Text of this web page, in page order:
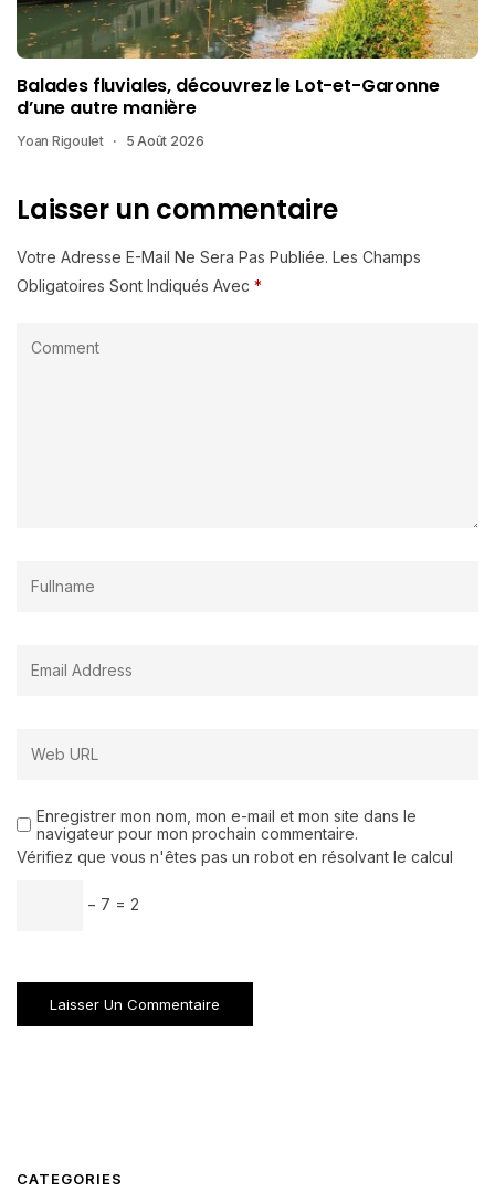
Balades fluviales, découvrez le Lot-et-Garonne
d’une autre manière
Yoan Rigoulet 5 Août 2026
Laisser un commentaire
Votre Adresse E-Mail Ne Sera Pas Publiée. Les Champs
Obligatoires Sont Indiqués Avec *
Enregistrer mon nom, mon e-mail et mon site dans le
navigateur pour mon prochain commentaire.
Vérifiez que vous n'êtes pas un robot en résolvant le calcul
− 7 = 2
CATEGORIES